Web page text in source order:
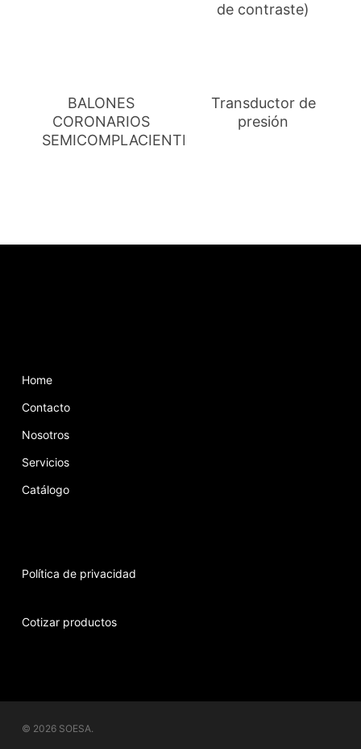
de contraste)
BALONES
CORONARIOS
SEMICOMPLACIENTES
Transductor de
presión
Home
Contacto
Nosotros
Servicios
Catálogo
Política de privacidad
Cotizar productos
© 2026 SOESA.